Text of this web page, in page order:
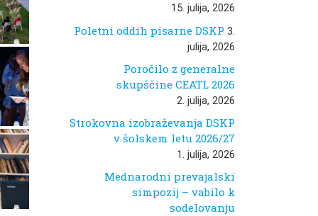
15. julija, 2026
Poletni oddih pisarne DSKP 3.
julija, 2026
Poročilo z generalne
skupščine CEATL 2026
2. julija, 2026
Strokovna izobraževanja DSKP
v šolskem letu 2026/27
1. julija, 2026
Mednarodni prevajalski
simpozij – vabilo k
sodelovanju